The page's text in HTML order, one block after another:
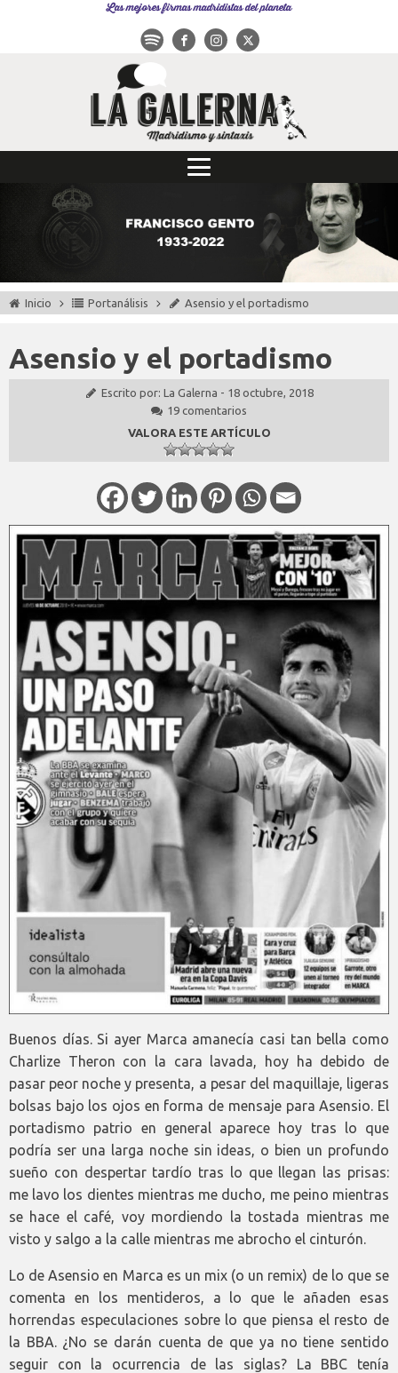
Las mejores firmas madridistas del planeta
Inicio Portanálisis Asensio y el portadismo
Asensio y el portadismo
Escrito por: La Galerna - 18 octubre, 2018
19 comentarios
VALORA ESTE ARTÍCULO
Buenos días. Si ayer Marca amanecía casi tan bella como
Charlize Theron con la cara lavada, hoy ha debido de
pasar peor noche y presenta, a pesar del maquillaje, ligeras
bolsas bajo los ojos en forma de mensaje para Asensio. El
portadismo patrio en general aparece hoy tras lo que
podría ser una larga noche sin ideas, o bien un profundo
sueño con despertar tardío tras lo que llegan las prisas:
me lavo los dientes mientras me ducho, me peino mientras
se hace el café, voy mordiendo la tostada mientras me
visto y salgo a la calle mientras me abrocho el cinturón.
Lo de Asensio en Marca es un mix (o un remix) de lo que se
comenta en los mentideros, a lo que le añaden esas
horrendas especulaciones sobre lo que piensa el resto de
la BBA. ¿No se darán cuenta de que ya no tiene sentido
seguir con la ocurrencia de las siglas? La BBC tenía